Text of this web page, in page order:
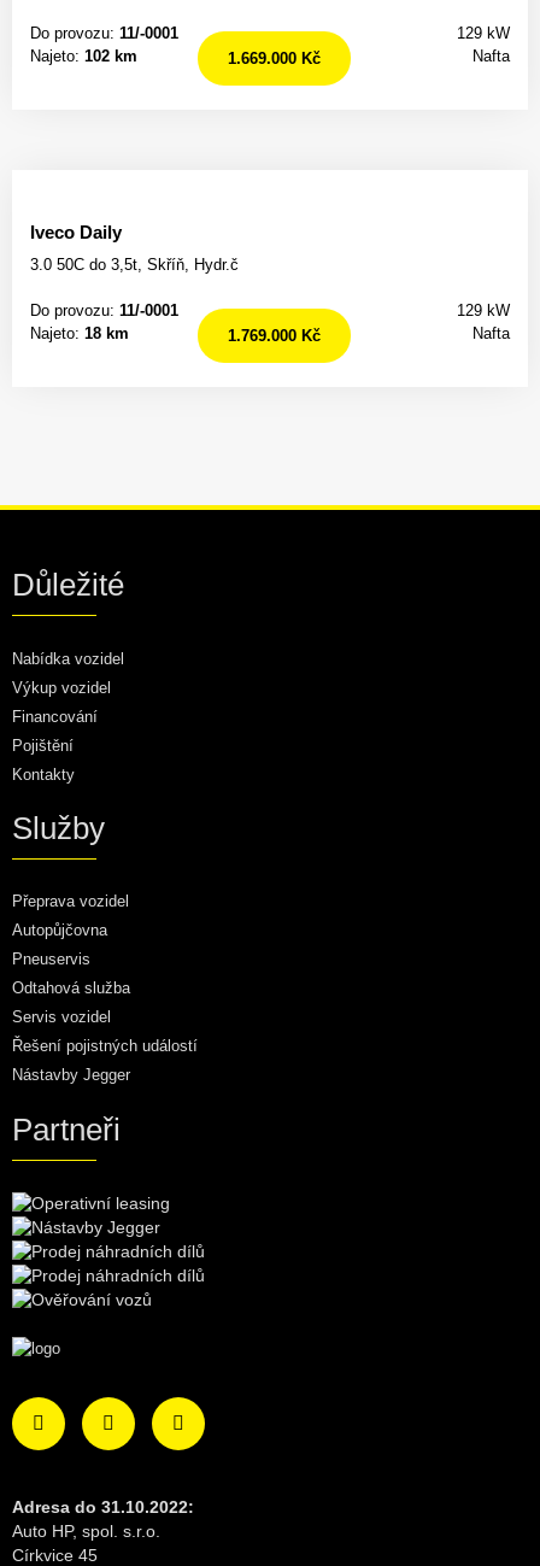
Do provozu: 11/-0001
Najeto: 102 km
129 kW
Nafta
1.669.000 Kč
Iveco Daily
3.0 50C do 3,5t, Skříň, Hydr.č
Do provozu: 11/-0001
Najeto: 18 km
129 kW
Nafta
1.769.000 Kč
Důležité
Nabídka vozidel
Výkup vozidel
Financování
Pojištění
Kontakty
Služby
Přeprava vozidel
Autopůjčovna
Pneuservis
Odtahová služba
Servis vozidel
Řešení pojistných událostí
Nástavby Jegger
Partneři
Adresa do 31.10.2022:
Auto HP, spol. s.r.o.
Církvice 45